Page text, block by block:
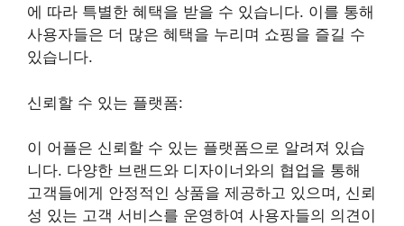
에 따라 특별한 혜택을 받을 수 있습니다. 이를 통해
사용자들은 더 많은 혜택을 누리며 쇼핑을 즐길 수
있습니다.
신뢰할 수 있는 플랫폼:
이 어플은 신뢰할 수 있는 플랫폼으로 알려져 있습
니다. 다양한 브랜드와 디자이너와의 협업을 통해
고객들에게 안정적인 상품을 제공하고 있으며, 신뢰
성 있는 고객 서비스를 운영하여 사용자들의 의견이